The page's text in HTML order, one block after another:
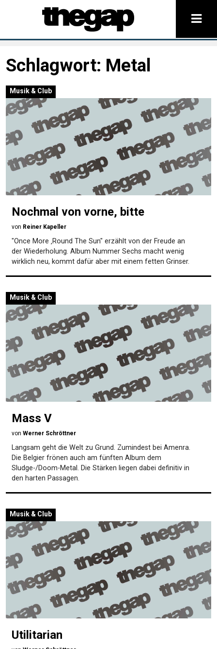
Schlagwort: Metal
Musik & Club
Nochmal von vorne, bitte
von Reiner Kapeller
"Once More ‚Round The Sun" erzählt von der Freude an
der Wiederholung. Album Nummer Sechs macht wenig
wirklich neu, kommt dafür aber mit einem fetten Grinser.
Musik & Club
Mass V
von Werner Schröttner
Langsam geht die Welt zu Grund. Zumindest bei Amenra.
Die Belgier frönen auch am fünften Album dem
Sludge-/Doom-Metal. Die Stärken liegen dabei definitiv in
den harten Passagen.
Musik & Club
Utilitarian